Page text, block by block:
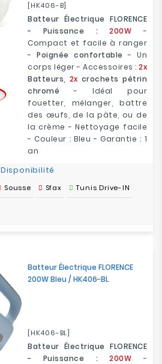
[HK406-B]
Batteur Électrique FLORENCE
- Puissance :200W
-
Compact et facile à ranger
- Poignée confortable - Un
corps léger - Accessoires : 2x
Batteurs, 2x crochets pétrin
chromé - Idéal pour
fouetter, mélanger, battre
des œufs, de la pâte, ou de
la crème - Nettoyage facile
- Couleur : Bleu - Garantie : 1
an
Disponibilité
Sousse Sfax Tunis Drive-IN
Batteur Électrique FLORENCE
200W Bleu / HK406-BL
[HK406-BL]
Batteur Électrique FLORENCE
- Puissance :200W
-